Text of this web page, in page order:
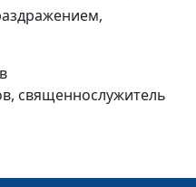
Гончаров,
член Совета по
взаимодействию с
священнослужитель